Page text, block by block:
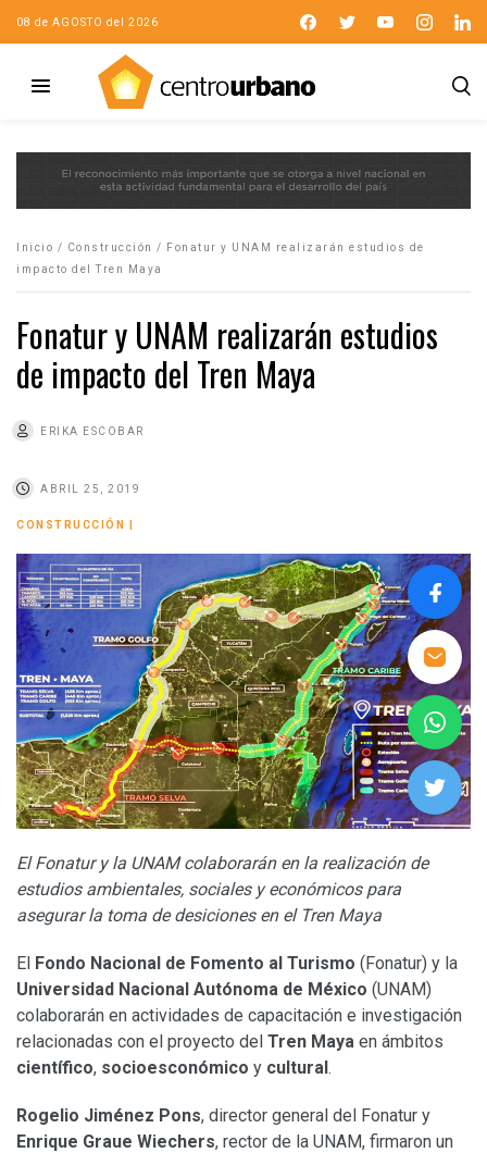
08 de AGOSTO del 2026
Inicio / Construcción /
Fonatur y UNAM realizarán estudios de
impacto del Tren Maya
Fonatur y UNAM realizarán estudios
de impacto del Tren Maya
ERIKA ESCOBAR
ABRIL 25, 2019
CONSTRUCCIÓN
El Fonatur y la UNAM colaborarán en la realización de
estudios ambientales, sociales y económicos para
asegurar la toma de desiciones en el Tren Maya
El Fondo Nacional de Fomento al Turismo (Fonatur) y la
Universidad Nacional Autónoma de México (UNAM)
colaborarán en actividades de capacitación e investigación
relacionadas con el proyecto del Tren Maya en ámbitos
científico, socioesconómico y cultural.
Rogelio Jiménez Pons, director general del Fonatur y
Enrique Graue Wiechers, rector de la UNAM, firmaron un